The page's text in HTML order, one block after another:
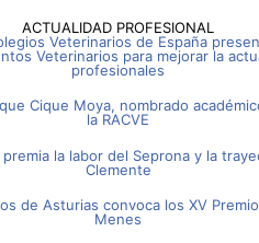
ACTUALIDAD PROFESIONAL
Veterinarios de España
Veterinarios para mejorar la
profesionales
Cique Moya, nombrado
la RACVE
la labor del Seprona y la
Clemente
de Asturias convoca los XV
Menes